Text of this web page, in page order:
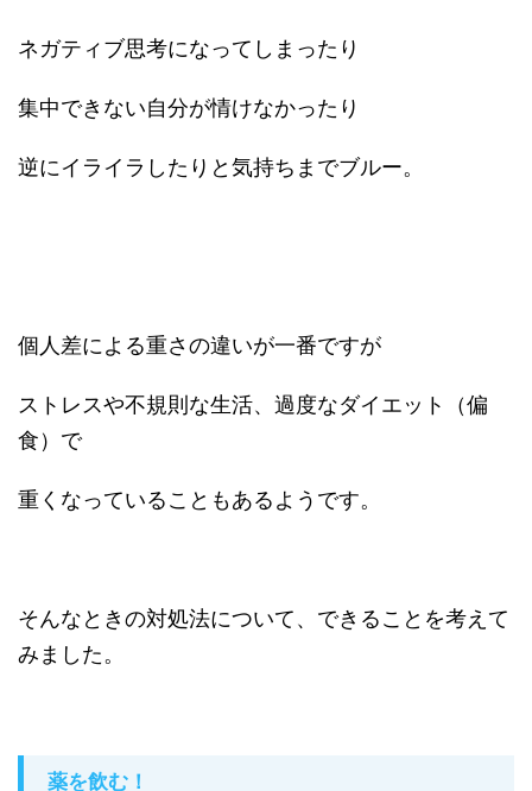
ネガティブ思考になってしまったり
集中できない自分が情けなかったり
逆にイライラしたりと気持ちまでブルー。
個人差による重さの違いが一番ですが
ストレスや不規則な生活、過度なダイエット（偏
食）で
重くなっていることもあるようです。
そんなときの対処法について、できることを考えて
みました。
薬を飲む！